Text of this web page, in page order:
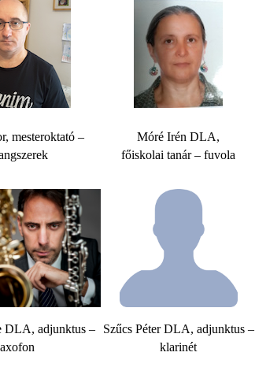
mesteroktató –
Móré Irén DLA,
főiskolai tanár – fuvola
DLA, adjunktus –
Szűcs Péter DLA, adjunktus –
klarinét